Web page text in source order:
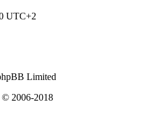
UTC+2
Limited
© 2006-2018